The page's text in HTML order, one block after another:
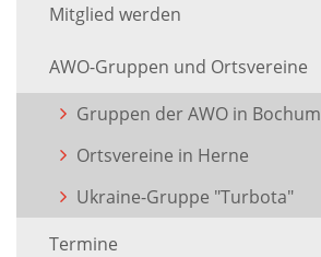
Mitglied werden
AWO-Gruppen und Ortsvereine
Gruppen der AWO in Bochum
Ortsvereine in Herne
Ukraine-Gruppe "Turbota"
Termine